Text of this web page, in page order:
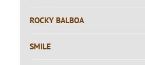
ROCKY BALBOA
SMILE